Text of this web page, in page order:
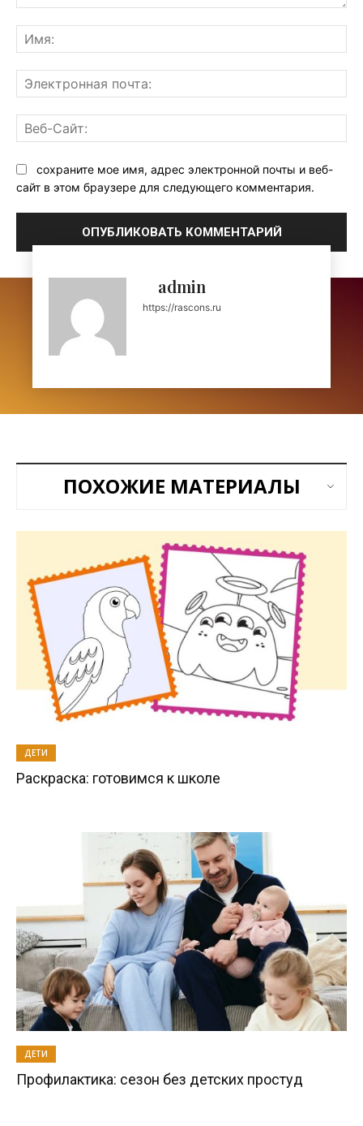
сохраните мое имя, адрес электронной почты и веб-
сайт в этом браузере для следующего комментария.
admin
https://rascons.ru
ПОХОЖИЕ МАТЕРИАЛЫ
ДЕТИ
Раскраска: готовимся к школе
ДЕТИ
Профилактика: сезон без детских простуд